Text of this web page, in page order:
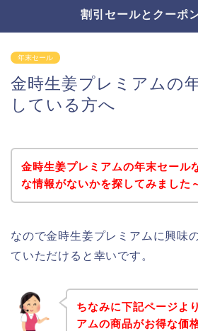
割引セールとクーポ
年末セール
金時生姜プレミアムの
している方へ
金時生姜プレミアムの年末セール
な情報がないかを探してみました
なので金時生姜プレミアムに興味
ていただけると幸いです。
ちなみに下記ページよ
アムの商品がお得な価